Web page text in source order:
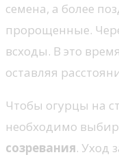
семена, а более
пророщенные.
всходы. В это
оставляя
Чтобы огурцы на
необходимо
созревания. Уход